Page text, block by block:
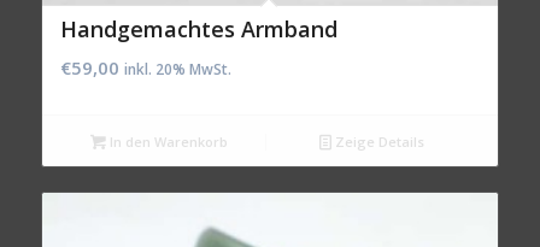
Handgemachtes Armband
€59,00 inkl. 20% MwSt.
In den Warenkorb Zeige Details